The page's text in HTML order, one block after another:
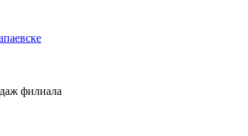
филиала